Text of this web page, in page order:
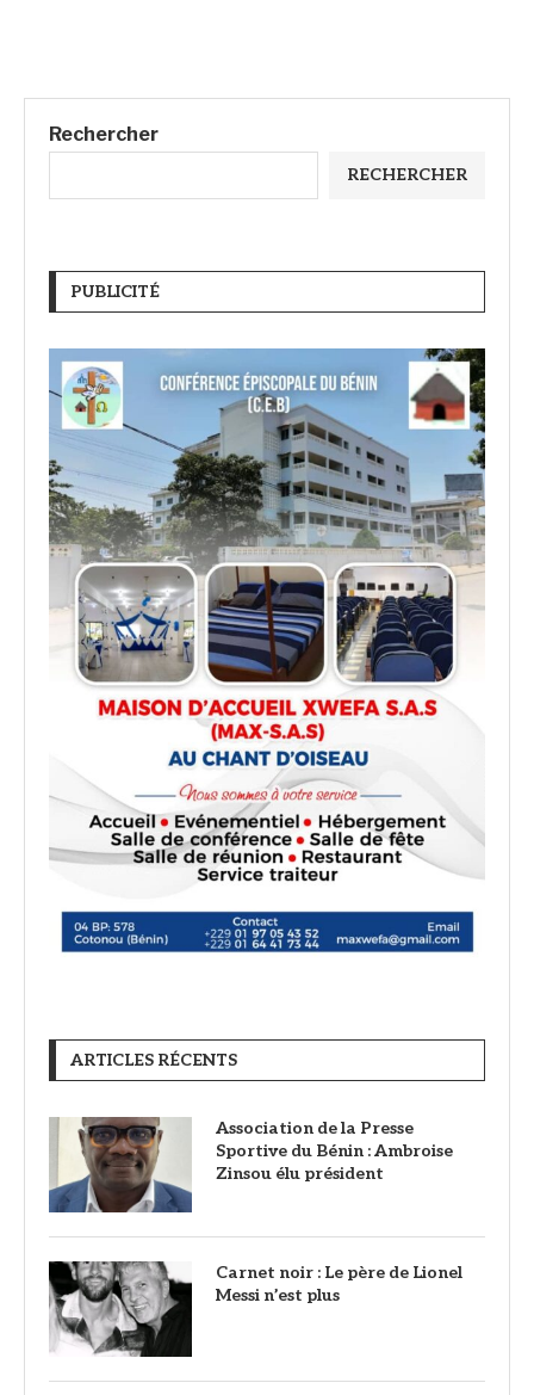
Rechercher
RECHERCHER
PUBLICITÉ
ARTICLES RÉCENTS
Association de la Presse
Sportive du Bénin : Ambroise
Zinsou élu président
Carnet noir : Le père de Lionel
Messi n’est plus